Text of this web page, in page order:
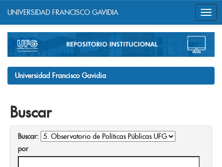
navigation
UNIVERSIDAD FRANCISCO GAVIDIA
Universidad Francisco Gavidia
Buscar
Buscar:
por